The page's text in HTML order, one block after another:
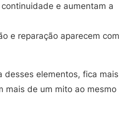
e aumentam a
e reparação aparecem
desses elementos, fica
mais de um mito ao mesmo